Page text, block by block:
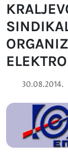
30.08.2014.